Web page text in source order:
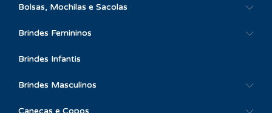
Bolsas, Mochilas e Sacolas
Brindes Femininos
Brindes Infantis
Brindes Masculinos